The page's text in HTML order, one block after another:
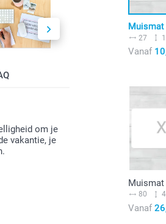
om je
vakantie, je
Muismat
27
Vanaf
Muismat
80
Vanaf